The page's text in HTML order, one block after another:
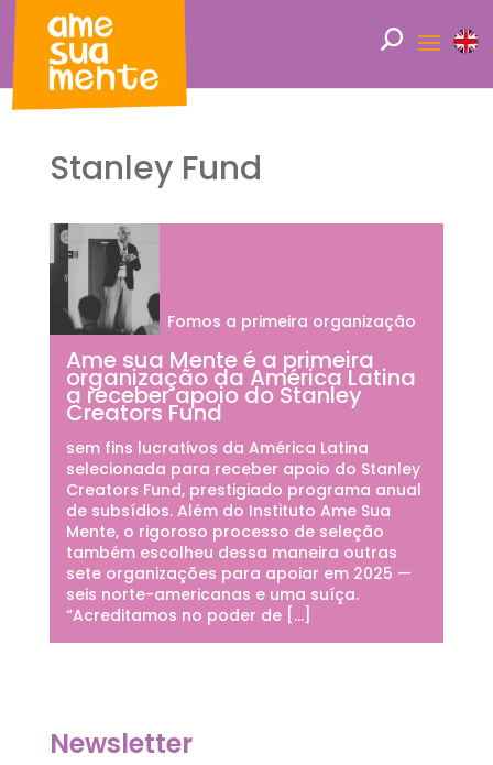
Stanley Fund
Ame sua Mente é a primeira
organização da América Latina
a receber apoio do Stanley
Creators Fund
Fomos a primeira organização
sem fins lucrativos da América Latina
selecionada para receber apoio do Stanley
Creators Fund, prestigiado programa anual
de subsídios. Além do Instituto Ame Sua
Mente, o rigoroso processo de seleção
também escolheu dessa maneira outras
sete organizações para apoiar em 2025 —
seis norte-americanas e uma suíça.
“Acreditamos no poder de […]
Newsletter